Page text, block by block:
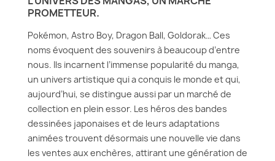
PROMETTEUR.
Pokémon, Astro Boy, Dragon Ball, Goldorak… Ces
noms évoquent des souvenirs à beaucoup d’entre
nous. Ils incarnent l’immense popularité du manga,
un univers artistique qui a conquis le monde et qui,
aujourd’hui, se distingue aussi par un marché de
collection en plein essor. Les héros des bandes
dessinées japonaises et de leurs adaptations
animées trouvent désormais une nouvelle vie dans
les ventes aux enchères, attirant une génération de